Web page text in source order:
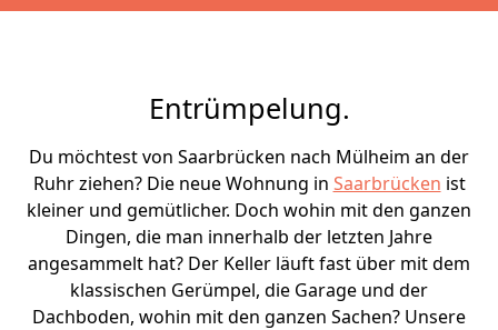
Entrümpelung.
Du möchtest von Saarbrücken nach Mülheim an der
Ruhr ziehen? Die neue Wohnung in Saarbrücken ist
kleiner und gemütlicher. Doch wohin mit den ganzen
Dingen, die man innerhalb der letzten Jahre
angesammelt hat? Der Keller läuft fast über mit dem
klassischen Gerümpel, die Garage und der
Dachboden, wohin mit den ganzen Sachen? Unsere